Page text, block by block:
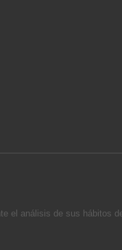
el análisis de sus hábitos